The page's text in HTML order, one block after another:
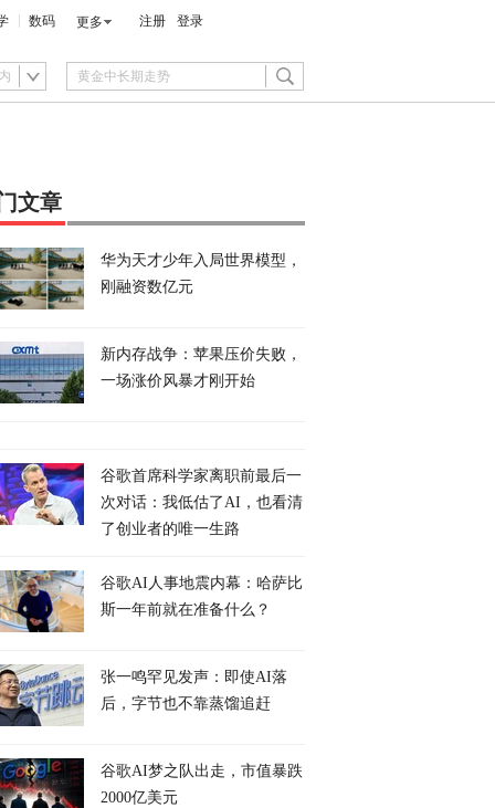
数码 更多 注册 登录
文章
华为天才少年入局世界模型，
刚融资数亿元
新内存战争：苹果压价失败，
一场涨价风暴才刚开始
谷歌首席科学家离职前最后一
次对话：我低估了AI，也看清
了创业者的唯一生路
谷歌AI人事地震内幕：哈萨比
斯一年前就在准备什么？
张一鸣罕见发声：即使AI落
后，字节也不靠蒸馏追赶
谷歌AI梦之队出走，市值暴跌
2000亿美元